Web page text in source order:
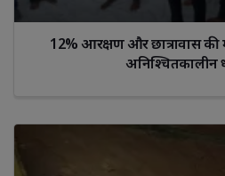
12% आरक्षण और छात्रावास
अनिश्चितकालीन